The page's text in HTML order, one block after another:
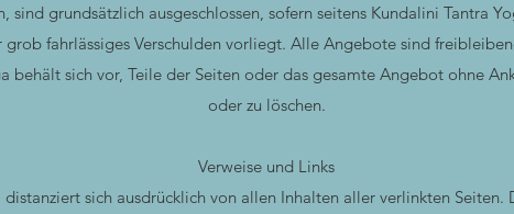
sind grundsätzlich ausgeschlossen, sofern seitens Kundalini Tantra
grob fahrlässiges Verschulden vorliegt. Alle Angebote sind
behält sich vor, Teile der Seiten oder das gesamte Angebot ohne
oder zu löschen.
Verweise und Links
distanziert sich ausdrücklich von allen Inhalten aller verlinkten Seiten.